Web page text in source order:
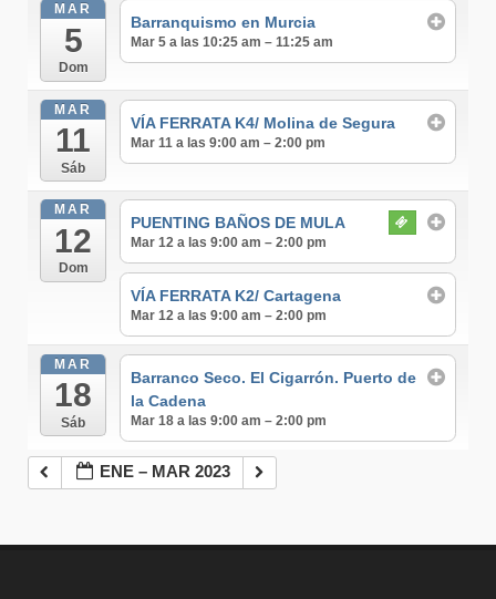
MAR
5
Dom
Barranquismo en Murcia
Mar 5 a las 10:25 am – 11:25 am
MAR
11
Sáb
VÍA FERRATA K4/ Molina de Segura
Mar 11 a las 9:00 am – 2:00 pm
MAR
12
Dom
PUENTING BAÑOS DE MULA
Mar 12 a las 9:00 am – 2:00 pm
VÍA FERRATA K2/ Cartagena
Mar 12 a las 9:00 am – 2:00 pm
MAR
18
Sáb
Barranco Seco. El Cigarrón. Puerto de
la Cadena
Mar 18 a las 9:00 am – 2:00 pm
ENE – MAR 2023